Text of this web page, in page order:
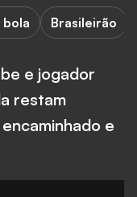
Brasileirão
e jogador
restam
e